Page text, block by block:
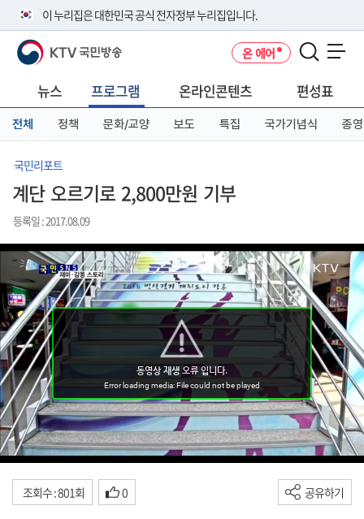
이 누리집은 대한민국 공식 전자정부 누리집입니다.
공식 누리집 주소 확인하기
니다.
이밖에 or.kr 또는 .kr등 다른 도메인 주소를 사용하고 있다면 아래 URL에
서 도메인 주소를 확인해 보세요
KTV 국민방송 온 에어
뉴스 프로그램 온라인콘텐츠 편성표
전체 정책 문화/교양 보도 특집 국가기념식 종영
국민리포트
계단 오르기로 2,800만원 기부
등록일 : 2017.08.09
조회수 : 801회 0 공유하기